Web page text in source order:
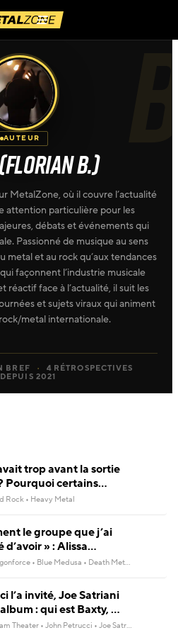
Menu B
AUTEUR
B.)
MetalZone, où il couvre l’actualité
attention particulière pour les
débats et événements qui
Passionné de musique au sens
metal et au rock qu’aux tendances
façonnent l’industrie musicale
face à l’actualité, il suit les
et sujets viraux qui animent
metal internationale.
BREF
4 RÉTROSPECTIVES
DEPUIS 2021
trop avant la sortie
Pourquoi certains
plus rien
Rock • Heavy Metal
le groupe que j’ai
» : Alissa
pourquoi
• Blue Medusa • Death Metal Mélodique
l’a invité, Joe Satriani
: qui est Baxty, le
de la guitare ?
Theater• John Petrucci • Joe Satriani